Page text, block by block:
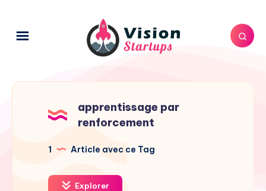
apprentissage par
renforcement
1 Article avec ce Tag
Explorer